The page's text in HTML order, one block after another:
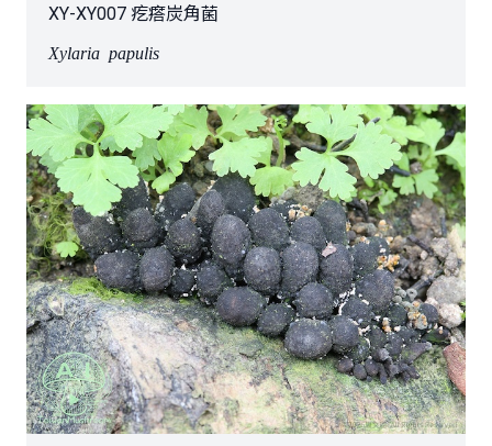
XY-XY007 疙瘩炭角菌
Xylaria papulis